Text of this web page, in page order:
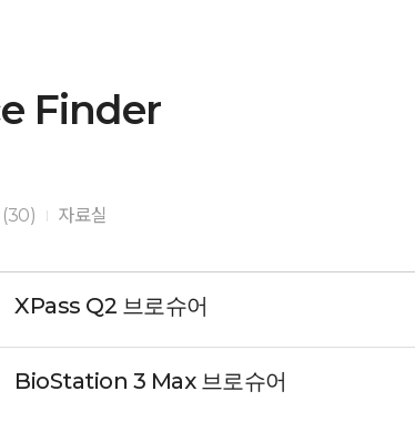
Finder
(30) |
자료실
XPass Q2 브로슈어
BioStation 3 Max 브로슈어